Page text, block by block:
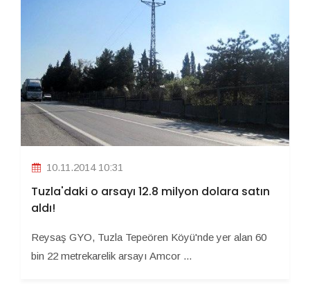
10.11.2014 10:31
Tuzla'daki o arsayı 12.8 milyon dolara satın
aldı!
Reysaş GYO, Tuzla Tepeören Köyü'nde yer alan 60
bin 22 metrekarelik arsayı Amcor ...